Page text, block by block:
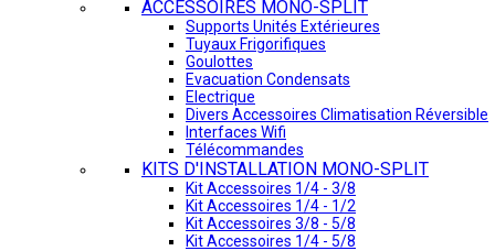
ACCESSOIRES MONO-SPLIT
Supports Unités Extérieures
Tuyaux Frigorifiques
Goulottes
Evacuation Condensats
Electrique
Divers Accessoires Climatisation Réversible
Interfaces Wifi
Télécommandes
KITS D'INSTALLATION MONO-SPLIT
Kit Accessoires 1/4 - 3/8
Kit Accessoires 1/4 - 1/2
Kit Accessoires 3/8 - 5/8
Kit Accessoires 1/4 - 5/8